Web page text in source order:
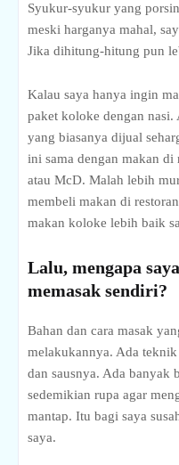
Syukur-syukur yang
meski harganya mahal,
Jika dihitung-hitung pun
Kalau saya hanya ingin
paket koloke dengan nasi.
yang biasanya dijual
ini sama dengan makan di
atau McD. Malah lebih
membeli makan di
makan koloke lebih baik
Lalu, mengapa
memasak sendiri?
Bahan dan cara masak
melakukannya. Ada
dan sausnya. Ada banyak
sedemikian rupa agar
mantap. Itu bagi saya
saya.